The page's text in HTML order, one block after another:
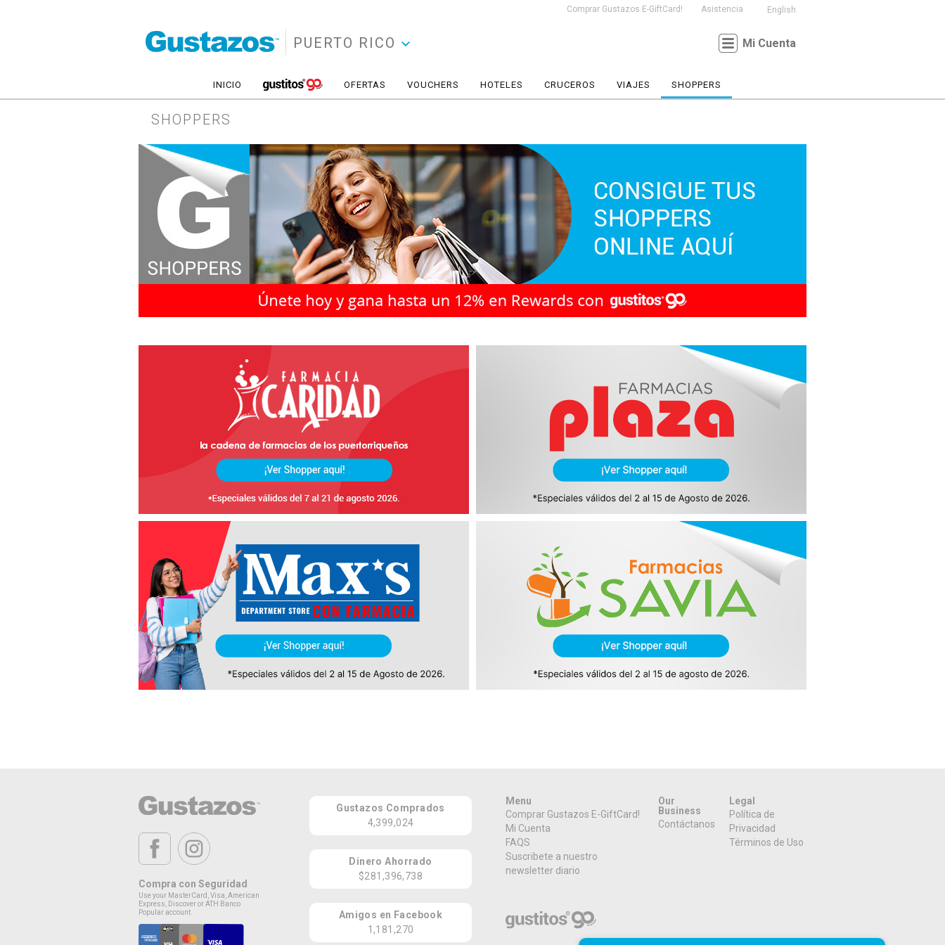
PUERTO RICO
English
Asistencia
Comprar Gustazos E-GiftCard!
Mi Cuenta
INICIO OFERTAS VOUCHERS HOTELES CRUCEROS VIAJES SHOPPERS
SHOPPERS
Compra con Seguridad
Use your MasterCard, Visa, American
Express, Discover or ATH Banco
Popular account.
Gustazos Comprados
4,399,024
Dinero Ahorrado
$281,396,738
Amigos en Facebook
1,181,270
Menu
Comprar Gustazos E-GiftCard!
Mi Cuenta
FAQS
Suscribete a nuestro
newsletter diario
Our
Business
Contáctanos
Legal
Política de
Privacidad
Términos de Uso